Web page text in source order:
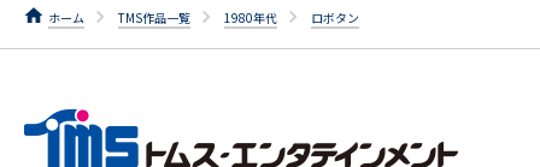
ホーム TMS作品一覧 1980年代 ロボタン